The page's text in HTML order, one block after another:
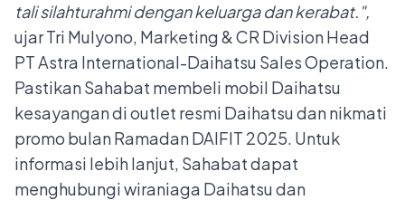
tali silahturahmi dengan keluarga dan kerabat.",
ujar Tri Mulyono, Marketing & CR Division Head
PT Astra International-Daihatsu Sales Operation.
Pastikan Sahabat membeli mobil Daihatsu
kesayangan di outlet resmi Daihatsu dan nikmati
promo bulan Ramadan DAIFIT 2025. Untuk
informasi lebih lanjut, Sahabat dapat
menghubungi wiraniaga Daihatsu dan